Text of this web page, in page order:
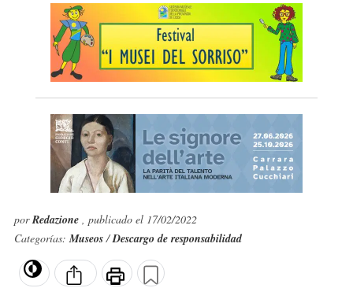
porRedazione , publicado el 17/02/2022
Categorías:Museos/Descargo de responsabilidad